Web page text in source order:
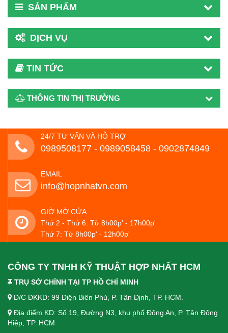
SẢN PHẨM
DỊCH VỤ
TIN TỨC
THÔNG TIN THỊ TRƯỜNG
24/7 TƯ VẤN VÀ HỖ TRỢ
0989508177 - ‭0989058458‬ - 0902874849
EMAIL
info@hopnhatvn.com
GIỜ MỞ CỬA
Thứ 2 - Thứ 6: Từ 8h00p' - 17h00p'
Thứ 7: Từ 8h00p' - 12h00p'
CÔNG TY TNHH KỸ THUẬT HỢP NHẤT HCM
TRỤ SỞ CHÍNH TẠI TP HỒ CHÍ MINH
Đ/C ĐKKD: 99 Điện Biên Phủ, P. Tân Định, TP. HCM.
Địa điểm KD: Số 19, Đường N3, khu phố Đông An, P. Tân Đông
Hiệp, TP. HCM.